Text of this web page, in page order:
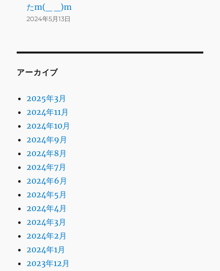
たm(_ _)m
2024年5月13日
アーカイブ
2025年3月
2024年11月
2024年10月
2024年9月
2024年8月
2024年7月
2024年6月
2024年5月
2024年4月
2024年3月
2024年2月
2024年1月
2023年12月